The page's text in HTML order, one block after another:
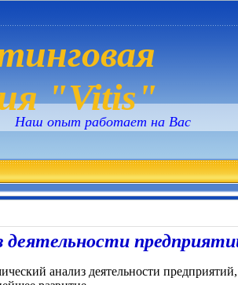
"Vitis"
Наш опыт работает на Вас
деятельности
анализ деятельности